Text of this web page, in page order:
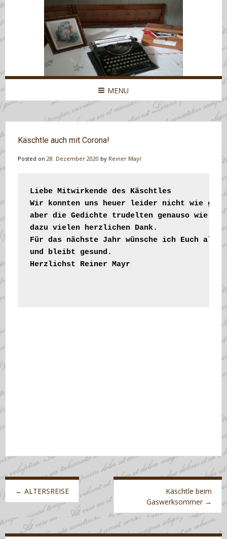
MENU
Käschtle auch mit Corona!
Posted on 28. Dezember 2020 by Reiner Mayr
Liebe Mitwirkende des Käschtles
Wir konnten uns heuer leider nicht wie
aber die Gedichte trudelten genauso wie
dazu vielen herzlichen Dank.
Für das nächste Jahr wünsche ich Euch
und bleibt gesund.
Herzlichst Reiner Mayr
Post
navigation
← ALTERSREISE
Käschtle beim
Gaswerksommer →